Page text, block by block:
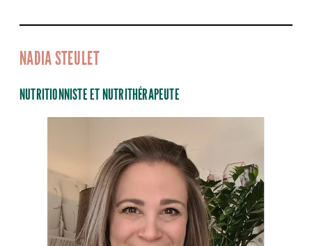
NADIA STEULET
NUTRITIONNISTE ET NUTRITHÉRAPEUTE